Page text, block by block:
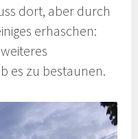
dort, aber durch
erhaschen:
es zu bestaunen.